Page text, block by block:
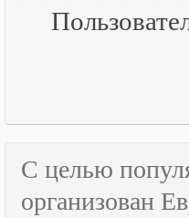
С целью
организован